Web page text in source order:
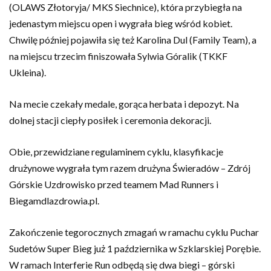
(OLAWS Złotoryja/ MKS Siechnice), która przybiegła na
jedenastym miejscu open i wygrała bieg wśród kobiet.
Chwilę później pojawiła się też Karolina Dul (Family Team), a
na miejscu trzecim finiszowała Sylwia Góralik (TKKF
Ukleina).
Na mecie czekały medale, gorąca herbata i depozyt. Na
dolnej stacji ciepły posiłek i ceremonia dekoracji.
Obie, przewidziane regulaminem cyklu, klasyfikacje
drużynowe wygrała tym razem drużyna Świeradów – Zdrój
Górskie Uzdrowisko przed teamem Mad Runners i
Biegamdlazdrowia.pl.
Zakończenie tegorocznych zmagań w ramachu cyklu Puchar
Sudetów Super Bieg już 1 października w Szklarskiej Porębie.
W ramach Interferie Run odbędą się dwa biegi – górski